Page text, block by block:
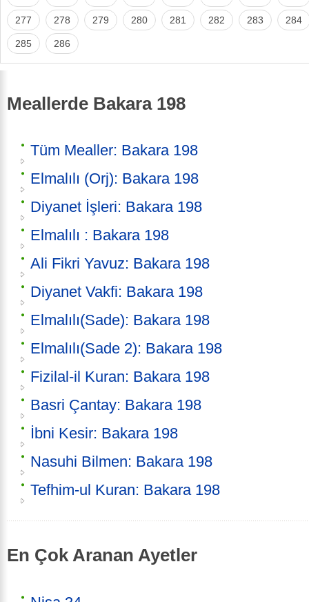
277 278 279 280 281 282 283 284
285 286
Meallerde Bakara 198
Tüm Mealler: Bakara 198
Elmalılı (Orj): Bakara 198
Diyanet İşleri: Bakara 198
Elmalılı : Bakara 198
Ali Fikri Yavuz: Bakara 198
Diyanet Vakfi: Bakara 198
Elmalılı(Sade): Bakara 198
Elmalılı(Sade 2): Bakara 198
Fizilal-il Kuran: Bakara 198
Basri Çantay: Bakara 198
İbni Kesir: Bakara 198
Nasuhi Bilmen: Bakara 198
Tefhim-ul Kuran: Bakara 198
En Çok Aranan Ayetler